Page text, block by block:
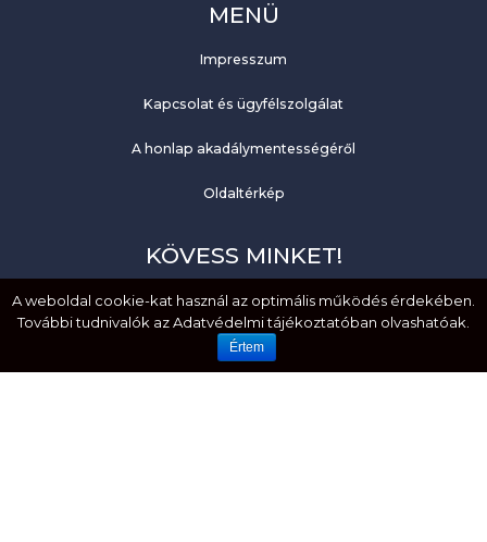
MENÜ
Impresszum
Kapcsolat és ügyfélszolgálat
A honlap akadálymentességéről
Oldaltérkép
KÖVESS MINKET!
Facebook
YouTube
A weboldal cookie-kat használ az optimális működés érdekében.
További tudnivalók az Adatvédelmi tájékoztatóban olvashatóak.
Értem